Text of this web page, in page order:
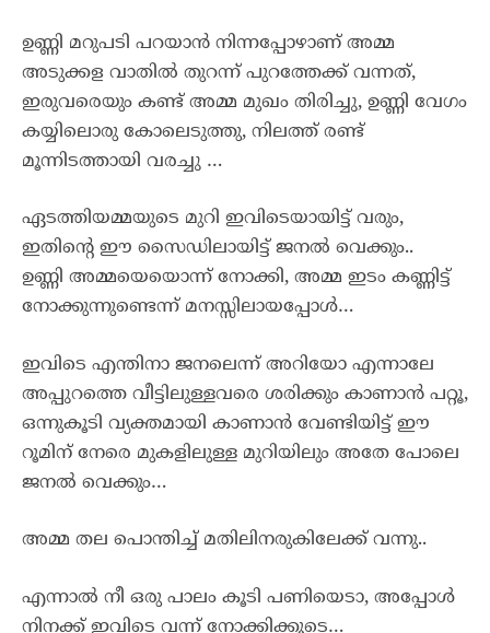
ഉണ്ണി മറുപടി പറയാൻ നിന്നപ്പോഴാണ് അമ്മ
അടുക്കള വാതിൽ തുറന്ന് പുറത്തേക്ക് വന്നത്,
ഇരുവരെയും കണ്ട് അമ്മ മുഖം തിരിച്ചു, ഉണ്ണി വേഗം
കയ്യിലൊരു കോലെടുത്തു, നിലത്ത് രണ്ട്
മൂന്നിടത്തായി വരച്ചു …
ഏടത്തിയമ്മയുടെ മുറി ഇവിടെയായിട്ട് വരും,
ഇതിന്റെ ഈ സൈഡിലായിട്ട് ജനൽ വെക്കും..
ഉണ്ണി അമ്മയെയൊന്ന് നോക്കി, അമ്മ ഇടം കണ്ണിട്ട്
നോക്കുന്നുണ്ടെന്ന് മനസ്സിലായപ്പോൾ…
ഇവിടെ എന്തിനാ ജനലെന്ന് അറിയോ എന്നാലേ
അപ്പുറത്തെ വീട്ടിലുള്ളവരെ ശരിക്കും കാണാൻ പറ്റൂ,
ഒന്നുകൂടി വ്യക്തമായി കാണാൻ വേണ്ടിയിട്ട് ഈ
റൂമിന് നേരെ മുകളിലുള്ള മുറിയിലും അതേ പോലെ
ജനൽ വെക്കും…
അമ്മ തല പൊന്തിച്ച് മതിലിനരുകിലേക്ക് വന്നു..
എന്നാൽ നീ ഒരു പാലം കൂടി പണിയെടാ, അപ്പോൾ
നിനക്ക് ഇവിടെ വന്ന് നോക്കിക്കൂടെ…